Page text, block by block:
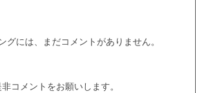
グには、まだコメントがありません。
非コメントをお願いします。